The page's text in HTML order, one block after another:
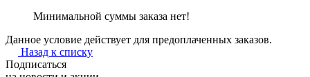
Минимальной суммы заказа нет!
Данное условие действует для предоплаченных заказов.
Назад к списку
Подписаться